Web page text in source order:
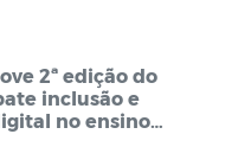
2ª edição do
inclusão e
no ensino